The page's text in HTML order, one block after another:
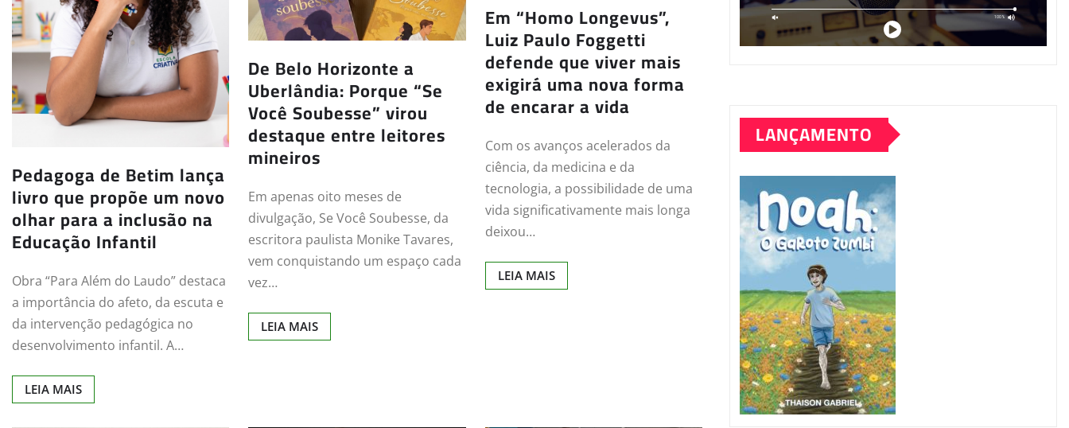
Pedagoga de Betim lança
livro que propõe um novo
olhar para a inclusão na
Educação Infantil
Obra “Para Além do Laudo” destaca
a importância do afeto, da escuta e
da intervenção pedagógica no
desenvolvimento infantil. A…
LEIA MAIS
De Belo Horizonte a
Uberlândia: Porque “Se
Você Soubesse” virou
destaque entre leitores
mineiros
Em apenas oito meses de
divulgação, Se Você Soubesse, da
escritora paulista Monike Tavares,
vem conquistando um espaço cada
vez…
LEIA MAIS
Em “Homo Longevus”,
Luiz Paulo Foggetti
defende que viver mais
exigirá uma nova forma
de encarar a vida
Com os avanços acelerados da
ciência, da medicina e da
tecnologia, a possibilidade de uma
vida significativamente mais longa
deixou…
LEIA MAIS
LANÇAMENTO